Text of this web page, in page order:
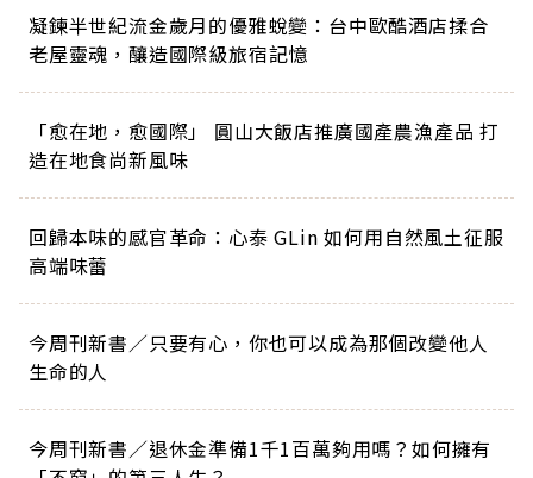
凝鍊半世紀流金歲月的優雅蛻變：台中歐酷酒店揉合
老屋靈魂，釀造國際級旅宿記憶
「愈在地，愈國際」 圓山大飯店推廣國產農漁產品 打
造在地食尚新風味
回歸本味的感官革命：心泰 GLin 如何用自然風土征服
高端味蕾
今周刊新書／只要有心，你也可以成為那個改變他人
生命的人
今周刊新書／退休金準備1千1百萬夠用嗎？如何擁有